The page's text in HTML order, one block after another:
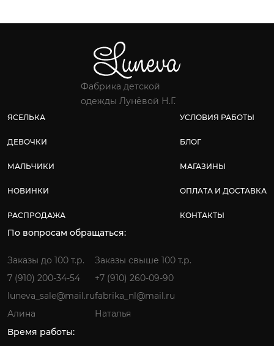
Фабрика детской
одежды Лунёвой Н.Г.
ЯСЕЛЬКА
ДЕВОЧКИ
МАЛЬЧИКИ
НОВИНКИ
РАСПРОДАЖА
УСЛОВИЯ РАБОТЫ
БЛОГ
МАГАЗИНЫ
ОПЛАТА И ДОСТАВКА
КОНТАКТЫ
По вопросам обращаться:
Заказы до 100 т.р.
7 (910) 200-34-54
luneva_sale@mail.ru
Алина
Заказы свыше 100 т.р.
+7 (910) 260-09-90
fabrika_nl@mail.ru
Наталья
Время работы: